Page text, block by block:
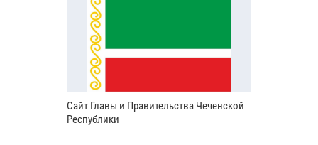
Сайт Главы и Правительства Чеченской
Республики